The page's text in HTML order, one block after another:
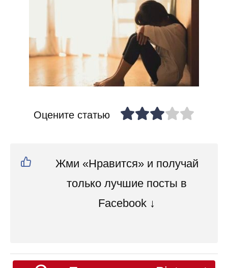
Оцените статью
Жми «Нравится» и получай
только лучшие посты в
Facebook ↓